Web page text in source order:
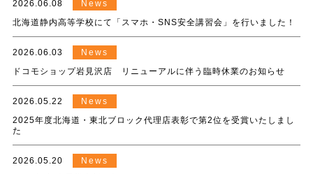
2026.06.08
News
北海道静内高等学校にて「スマホ・SNS安全講習会」を行いました！
2026.06.03
News
ドコモショップ岩見沢店 リニューアルに伴う臨時休業のお知らせ
2026.05.22
News
2025年度北海道・東北ブロック代理店表彰で第2位を受賞いたしまし
た
2026.05.20
News